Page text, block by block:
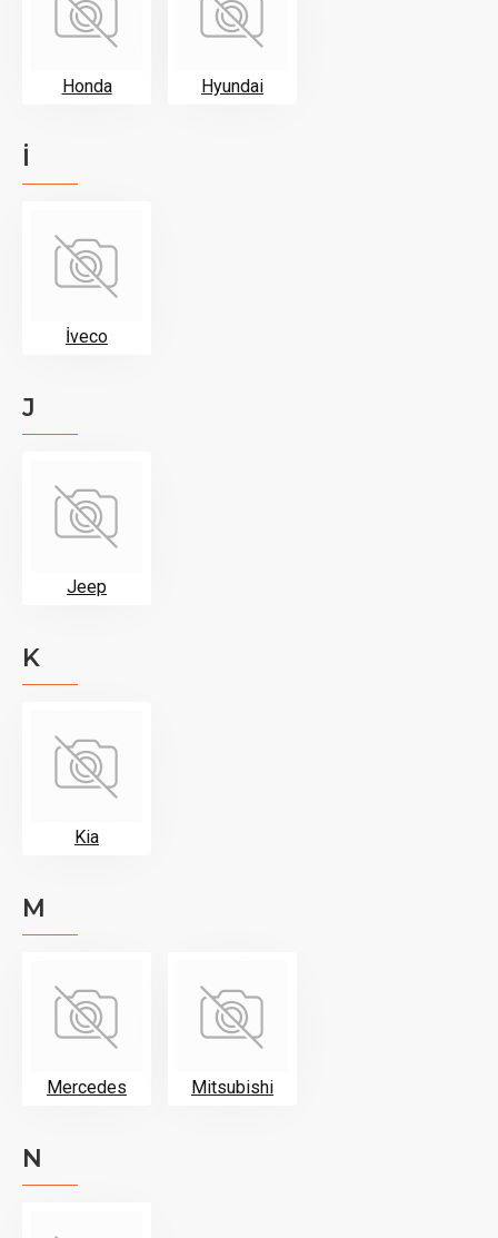
Honda Hyundai
İ
İveco
J
Jeep
K
Kia
M
Mercedes Mitsubishi
N